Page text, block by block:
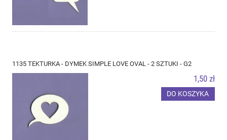
1135 TEKTURKA - DYMEK SIMPLE LOVE OVAL - 2 SZTUKI - G2
1,50 zł
DO KOSZYKA